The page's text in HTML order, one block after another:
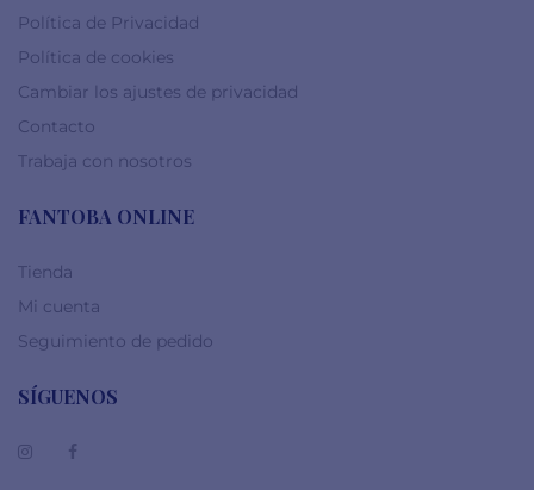
Política de Privacidad
Política de cookies
Cambiar los ajustes de privacidad
Contacto
Trabaja con nosotros
FANTOBA ONLINE
Tienda
Mi cuenta
Seguimiento de pedido
SÍGUENOS